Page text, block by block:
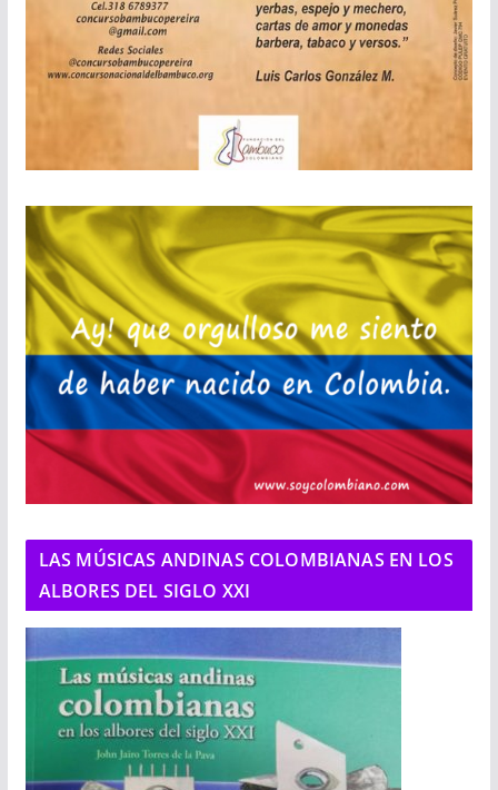
LAS MÚSICAS ANDINAS COLOMBIANAS EN LOS
ALBORES DEL SIGLO XXI